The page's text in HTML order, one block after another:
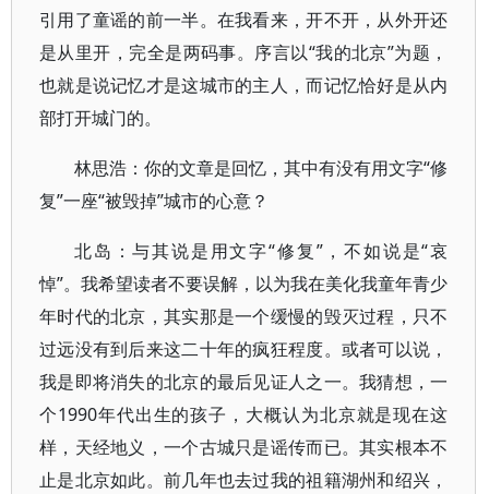
引用了童谣的前一半。在我看来，开不开，从外开还
是从里开，完全是两码事。序言以“我的北京”为题，
也就是说记忆才是这城市的主人，而记忆恰好是从内
部打开城门的。
林思浩：你的文章是回忆，其中有没有用文字“修
复”一座“被毁掉”城市的心意？
北岛：与其说是用文字“修复”，不如说是“哀
悼”。我希望读者不要误解，以为我在美化我童年青少
年时代的北京，其实那是一个缓慢的毁灭过程，只不
过远没有到后来这二十年的疯狂程度。或者可以说，
我是即将消失的北京的最后见证人之一。我猜想，一
个1990年代出生的孩子，大概认为北京就是现在这
样，天经地义，一个古城只是谣传而已。其实根本不
止是北京如此。前几年也去过我的祖籍湖州和绍兴，